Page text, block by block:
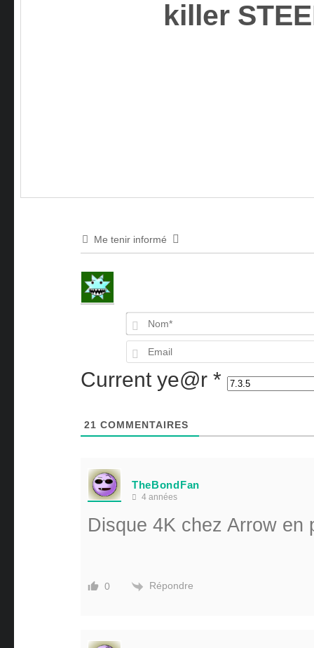
killer
Me tenir informé
Current ye@r *
21 COMMENTAIRES
TheBondFan
4 années
Disque 4K chez Arrow en
0 Répondre